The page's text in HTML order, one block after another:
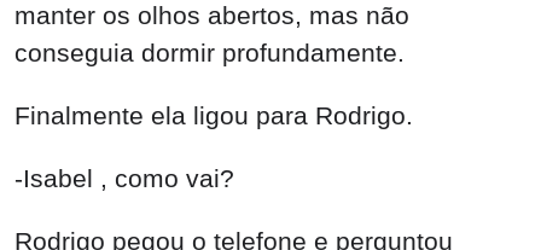
manter os olhos abertos, mas não
conseguia dormir profundamente.
Finalmente ela ligou para Rodrigo.
-Isabel , como vai?
Rodrigo pegou o telefone e perguntou